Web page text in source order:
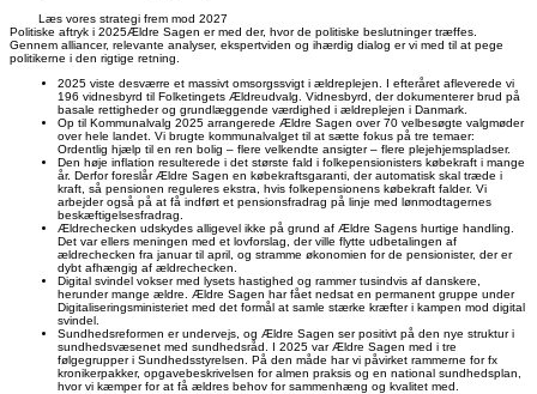
Læs vores strategi frem mod 2027
Politiske aftryk i 2025Ældre Sagen er med der, hvor de politiske beslutninger træffes.
Gennem alliancer, relevante analyser, ekspertviden og ihærdig dialog er vi med til at pege
politikerne i den rigtige retning.
2025 viste desværre et massivt omsorgssvigt i ældreplejen. I efteråret afleverede vi
196 vidnesbyrd til Folketingets Ældreudvalg. Vidnesbyrd, der dokumenterer brud på
basale rettigheder og grundlæggende værdighed i ældreplejen i Danmark.
Op til Kommunalvalg 2025 arrangerede Ældre Sagen over 70 velbesøgte valgmøder
over hele landet. Vi brugte kommunalvalget til at sætte fokus på tre temaer:
Ordentlig hjælp til en ren bolig – flere velkendte ansigter – flere plejehjemspladser.
Den høje inflation resulterede i det største fald i folkepensionisters købekraft i mange
år. Derfor foreslår Ældre Sagen en købekraftsgaranti, der automatisk skal træde i
kraft, så pensionen reguleres ekstra, hvis folkepensionens købekraft falder. Vi
arbejder også på at få indført et pensionsfradrag på linje med lønmodtagernes
beskæftigelsesfradrag.
Ældrechecken udskydes alligevel ikke på grund af Ældre Sagens hurtige handling.
Det var ellers meningen med et lovforslag, der ville flytte udbetalingen af
ældrechecken fra januar til april, og stramme økonomien for de pensionister, der er
dybt afhængig af ældrechecken.
Digital svindel vokser med lysets hastighed og rammer tusindvis af danskere,
herunder mange ældre. Ældre Sagen har fået nedsat en permanent gruppe under
Digitaliseringsministeriet med det formål at samle stærke kræfter i kampen mod digital
svindel.
Sundhedsreformen er undervejs, og Ældre Sagen ser positivt på den nye struktur i
sundhedsvæsenet med sundhedsråd. I 2025 var Ældre Sagen med i tre
følgegrupper i Sundhedsstyrelsen. På den måde har vi påvirket rammerne for fx
kronikerpakker, opgavebeskrivelsen for almen praksis og en national sundhedsplan,
hvor vi kæmper for at få ældres behov for sammenhæng og kvalitet med.